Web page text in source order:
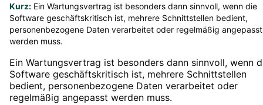
Kurz: Ein Wartungsvertrag ist besonders dann sinnvoll, wenn die
Software geschäftskritisch ist, mehrere Schnittstellen bedient,
personenbezogene Daten verarbeitet oder regelmäßig angepasst
werden muss.
Ein Wartungsvertrag ist besonders dann sinnvoll, wenn
Software geschäftskritisch ist, mehrere Schnittstellen
bedient, personenbezogene Daten verarbeitet oder
regelmäßig angepasst werden muss.